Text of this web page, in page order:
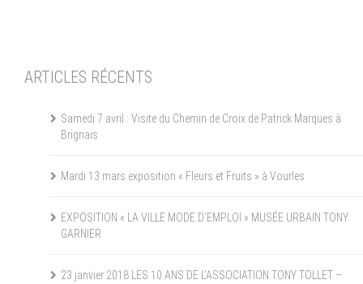
ARTICLES RÉCENTS
Samedi 7 avril : Visite du Chemin de Croix de Patrick Marques à
Brignais
Mardi 13 mars exposition « Fleurs et Fruits » à Vourles
EXPOSITION « LA VILLE MODE D’EMPLOI » MUSÉE URBAIN TONY
GARNIER
23 janvier 2018 LES 10 ANS DE L’ASSOCIATION TONY TOLLET –